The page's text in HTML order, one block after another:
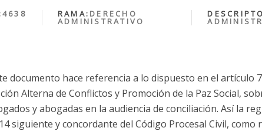
4638 RAMA: DERECHO
ADMINISTRATIVO
documento hace referencia a lo dispuesto en el artículo
Alterna de Conflictos y Promoción de la Paz Social,
y abogadas en la audiencia de conciliación. Así la
siguiente y concordante del Código Procesal Civil, como